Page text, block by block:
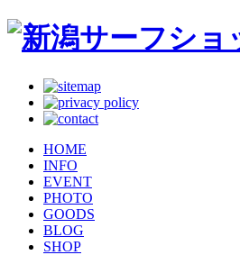
HOME
INFO
EVENT
PHOTO
GOODS
BLOG
SHOP